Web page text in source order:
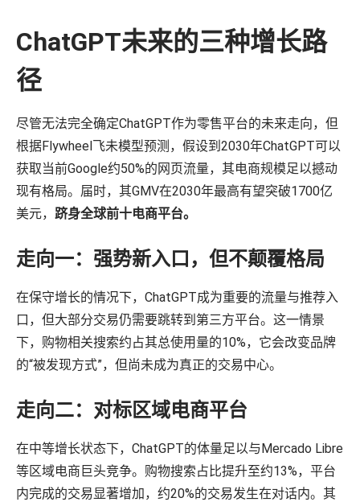
ChatGPT未来的三种增长路
径
尽管无法完全确定ChatGPT作为零售平台的未来走向，但
根据Flywheel飞未模型预测，假设到2030年ChatGPT可以
获取当前Google约50%的网页流量，其电商规模足以撼动
现有格局。届时，其GMV在2030年最高有望突破1700亿
美元， 跻身全球前十电商平台。
走向一：强势新入口，但不颠覆格局
在保守增长的情况下，ChatGPT成为重要的流量与推荐入
口，但大部分交易仍需要跳转到第三方平台。这一情景
下，购物相关搜索约占其总使用量的10%，它会改变品牌
的“被发现方式”，但尚未成为真正的交易中心。
走向二：对标区域电商平台
在中等增长状态下，ChatGPT的体量足以与Mercado Libre
等区域电商巨头竞争。购物搜索占比提升至约13%，平台
内完成的交易显著增加，约20%的交易发生在对话内。其